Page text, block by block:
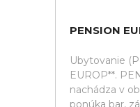
PENSION
Ubytovanie
EUROP**.
nachádza v
ponúka bar,